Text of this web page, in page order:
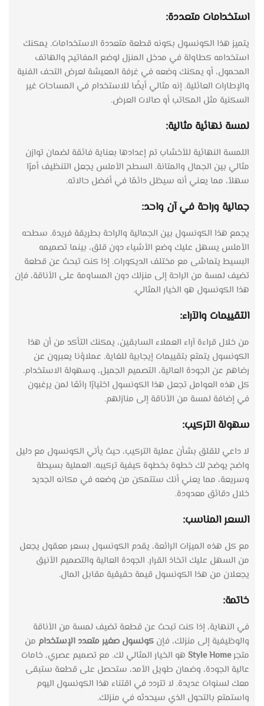
استخدامات متعددة:
يتميز هذا الكونسول بكونه قطعة متعددة الاستخدامات. يمكنك
استخدامه كطاولة في مدخل المنزل لوضع المفاتيح والهاتف
المحمول، أو يمكنك وضعه في غرفة المعيشة لعرض التحف الفنية
والإطارات العائلية. إنه مثالي أيضًا للاستخدام في المساحات غير
السكنية مثل المكاتب أو صالات العرض.
لمسة نهائية مثالية:
اللمسة النهائية للأخشاب تم إعدادها بعناية فائقة لضمان توازن
مثالي بين الجمال والمتانة. السطح الأملس يجعل التنظيف أمرًا
سهلاً، مما يعني أنه سيظل دائمًا في أفضل حالاته.
جمالية وراحة في آن واحد:
يجمع هذا الكونسول بين الجمالية والراحة بطريقة فريدة. سطحه
الأملس يسهل عليك وضع الأشياء دون قلق، بينما تصميمه
البسيط يتماشى مع مختلف الديكورات. إذا كنت تبحث عن قطعة
تضيف لمسة من الراحة إلى منزلك دون المساومة على الأناقة، فإن
هذا الكونسول هو الخيار المثالي.
التقييمات والآراء:
من خلال قراءة آراء العملاء السابقين، يمكنك التأكد من أن هذا
الكونسول يتمتع بتقييمات إيجابية للغاية. عملاؤنا يعبرون عن
رضاهم عن الجودة العالية، التصميم الجميل، وسهولة الاستخدام.
كل هذه العوامل تجعل هذا الكونسول اختيارًا رائعًا لمن يرغبون
في إضافة لمسة من الأناقة إلى منازلهم.
سهولة التركيب:
لا داعي للقلق بشأن عملية التركيب، حيث يأتي الكونسول مع دليل
واضح يوضح لك خطوة بخطوة كيفية تركيبه. العملية بسيطة
وسريعة، مما يعني أنك ستتمكن من وضعه في مكانه الجديد
خلال دقائق معدودة.
السعر المناسب:
مع كل هذه الميزات الرائعة، يقدم الكونسول بسعر معقول يجعل
من السهل عليك اتخاذ القرار. الجودة العالية والتصميم الأنيق
يجعلان من هذا الكونسول قيمة حقيقية مقابل المال.
خاتمة:
في النهاية، إذا كنت تبحث عن قطعة تضيف لمسة من الأناقة
والوظيفية إلى منزلك، فإن كونسول صغير متعدد الإستخدام من
متجرStyle Home هو الخيار المثالي لك. مع تصميم عصري، خامات
عالية الجودة، وضمان طويل الأمد، ستحصل على قطعة ستبقى
معك لسنوات عديدة. لا تتردد في اقتناء هذا الكونسول اليوم
واستمتع بالتحول الذي سيحدثه في منزلك.